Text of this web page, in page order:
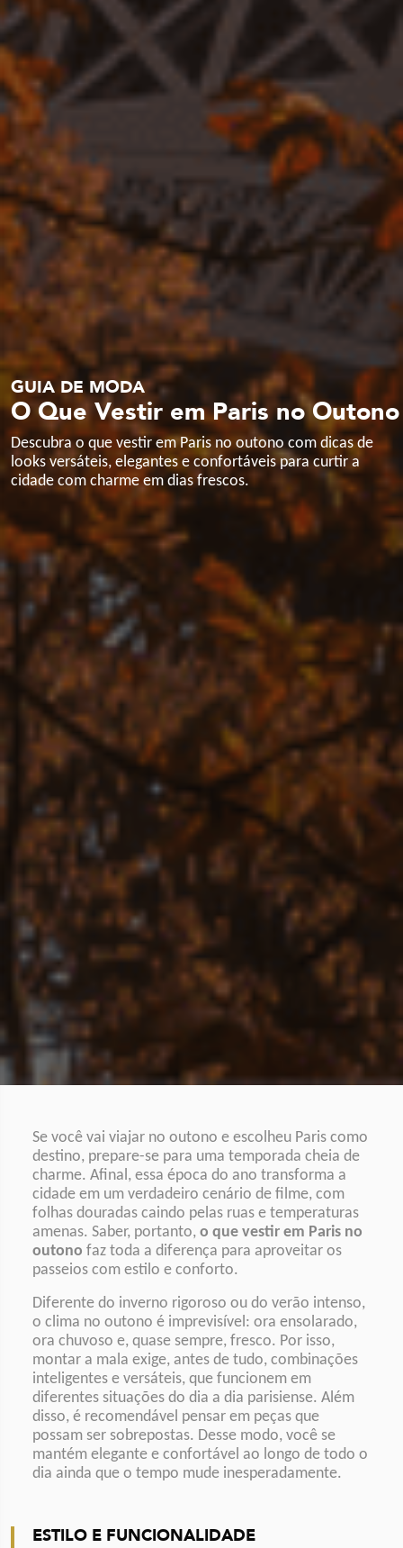
GUIA DE MODA
O Que Vestir em Paris no Outono
Descubra o que vestir em Paris no outono com dicas de
looks versáteis, elegantes e confortáveis para curtir a
cidade com charme em dias frescos.
Se você vai viajar no outono e escolheu Paris como
destino, prepare-se para uma temporada cheia de
charme. Afinal, essa época do ano transforma a
cidade em um verdadeiro cenário de filme, com
folhas douradas caindo pelas ruas e temperaturas
amenas. Saber, portanto, o que vestir em Paris no
outono faz toda a diferença para aproveitar os
passeios com estilo e conforto.
Diferente do inverno rigoroso ou do verão intenso,
o clima no outono é imprevisível: ora ensolarado,
ora chuvoso e, quase sempre, fresco. Por isso,
montar a mala exige, antes de tudo, combinações
inteligentes e versáteis, que funcionem em
diferentes situações do dia a dia parisiense. Além
disso, é recomendável pensar em peças que
possam ser sobrepostas. Desse modo, você se
mantém elegante e confortável ao longo de todo o
dia ainda que o tempo mude inesperadamente.
ESTILO E FUNCIONALIDADE